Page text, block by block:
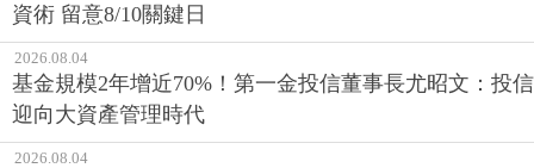
資術 留意8/10關鍵日
2026.08.04
基金規模2年增近70%！第一金投信董事長尤昭文：投信
迎向大資產管理時代
2026.08.04